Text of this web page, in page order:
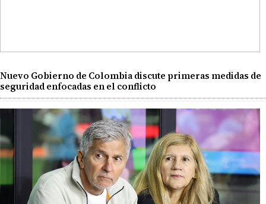
Nuevo Gobierno de Colombia discute primeras medidas de
seguridad enfocadas en el conflicto